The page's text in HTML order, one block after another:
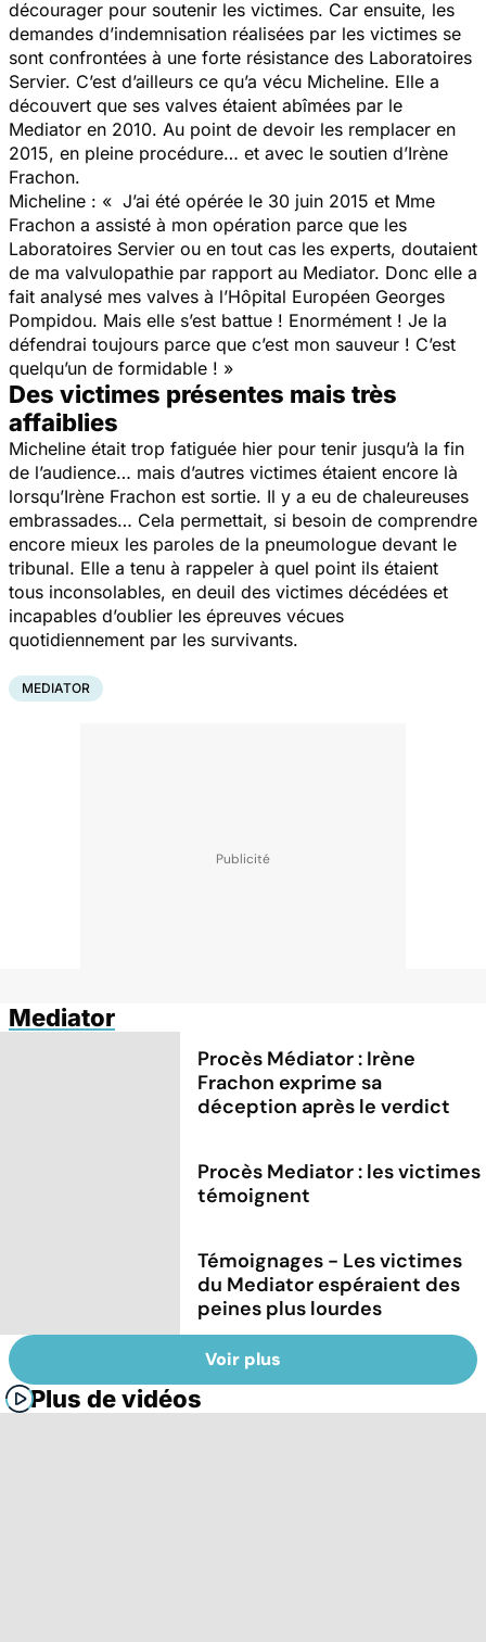
décourager pour soutenir les victimes. Car ensuite, les
demandes d’indemnisation réalisées par les victimes se
sont confrontées à une forte résistance des Laboratoires
Servier. C’est d’ailleurs ce qu’a vécu Micheline. Elle a
découvert que ses valves étaient abîmées par le
Mediator en 2010. Au point de devoir les remplacer en
2015, en pleine procédure… et avec le soutien d’Irène
Frachon.
Micheline : « J’ai été opérée le 30 juin 2015 et Mme
Frachon a assisté à mon opération parce que les
Laboratoires Servier ou en tout cas les experts, doutaient
de ma valvulopathie par rapport au Mediator. Donc elle a
fait analysé mes valves à l’Hôpital Européen Georges
Pompidou. Mais elle s’est battue ! Enormément ! Je la
défendrai toujours parce que c’est mon sauveur ! C’est
quelqu’un de formidable ! »
Des victimes présentes mais très
affaiblies
Micheline était trop fatiguée hier pour tenir jusqu’à la fin
de l’audience… mais d’autres victimes étaient encore là
lorsqu’Irène Frachon est sortie. Il y a eu de chaleureuses
embrassades… Cela permettait, si besoin de comprendre
encore mieux les paroles de la pneumologue devant le
tribunal. Elle a tenu à rappeler à quel point ils étaient
tous inconsolables, en deuil des victimes décédées et
incapables d’oublier les épreuves vécues
quotidiennement par les survivants.
MEDIATOR
Mediator
Procès Médiator : Irène
Frachon exprime sa
déception après le verdict
Procès Mediator : les victimes
témoignent
Témoignages - Les victimes
du Mediator espéraient des
peines plus lourdes
Voir plus
Plus de vidéos